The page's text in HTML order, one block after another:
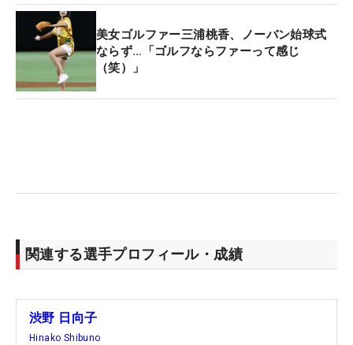
4日にバンテリンドーム ナゴヤで行われた第1戦は元
中日投手の山本昌氏が務め、試合はサヨナラで日本
が勝利。8日に横浜スタジアムで開催される試合で
は元巨人の高橋由伸氏が務める予定となっている。
（文・笠井あかり）
美女ゴルファー三浦桃香、ノーバン始球式
ならず…「ゴルフならファーって感じ
（笑）」
関連する選手プロフィール・成績
渋野 日向子
Hinako Shibuno